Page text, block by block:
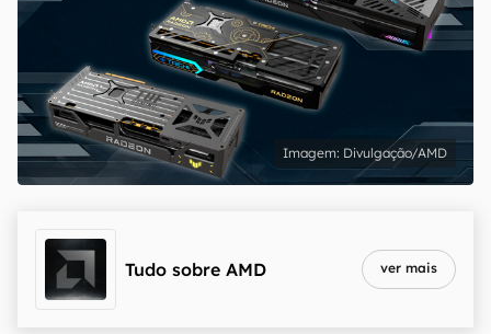
Divulgação/AMD
Tudo sobre AMD ver mais